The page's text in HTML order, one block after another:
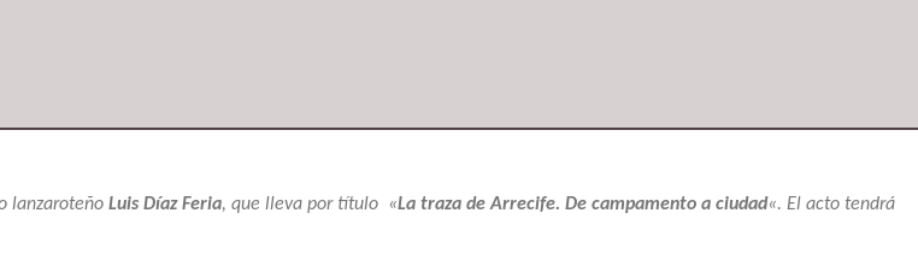
lanzaroteño Luis Díaz Feria, que lleva por título «La traza de Arrecife. De campamento a ciudad«. El acto tendrá